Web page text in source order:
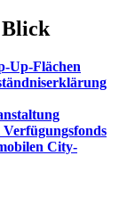
Blick
Up-Flächen
City-